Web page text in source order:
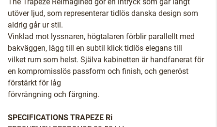
utöver ljud, som representerar tidlös danska design som
aldrig går ur stil.
Vinklad mot lyssnaren, högtalaren förblir parallellt med
bakväggen, lägg till en subtil klick tidlös elegans till
vilket rum som helst. Själva kabinetten är handfanerat för
en kompromisslös passform och finish, och generöst
förstärkt för låg
förvrängning och färgning.
SPECIFICATIONS TRAPEZE Ri